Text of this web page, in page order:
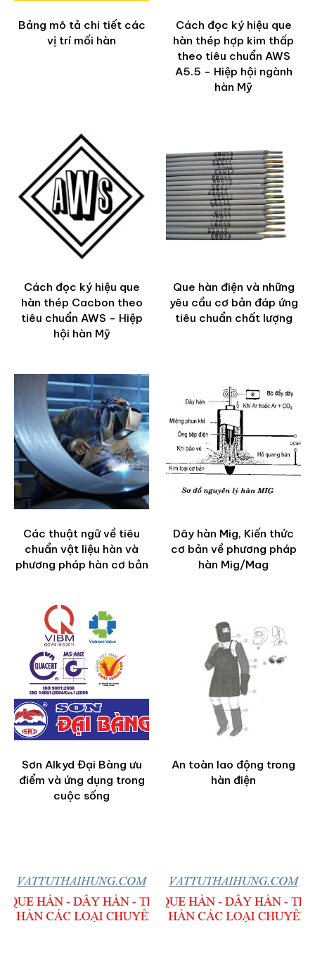
Bảng mô tả chi tiết các
vị trí mối hàn
Cách đọc ký hiệu que
hàn thép hợp kim thấp
theo tiêu chuẩn AWS
A5.5 - Hiệp hội ngành
hàn Mỹ
Cách đọc ký hiệu que
hàn thép Cacbon theo
tiêu chuẩn AWS - Hiệp
hội hàn Mỹ
Que hàn điện và những
yêu cầu cơ bản đáp ứng
tiêu chuẩn chất lượng
Các thuật ngữ về tiêu
chuẩn vật liệu hàn và
phương pháp hàn cơ bản
Dây hàn Mig, Kiến thức
cơ bản về phương pháp
hàn Mig/Mag
Sơn Alkyd Đại Bàng ưu
điểm và ứng dụng trong
cuộc sống
An toàn lao động trong
hàn điện